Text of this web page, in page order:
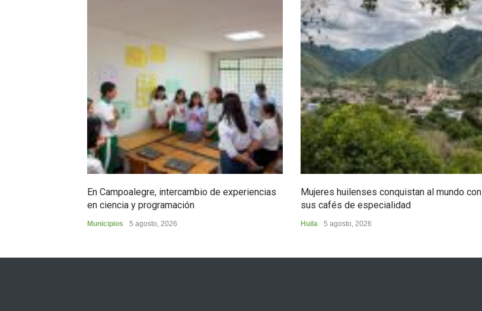
En Campoalegre, intercambio de experiencias
en ciencia y programación
Municipios 5 agosto, 2026
Mujeres huilenses conquistan al mundo con
sus cafés de especialidad
Huila 5 agosto, 2026